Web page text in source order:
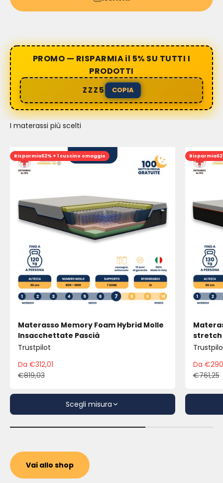
PROMO — RISPARMIA il 5% SU TUTTI I
PRODOTTI
ZZZ5 COPIA
I materassi più scelti
Risparmia62% + 1 cuscino omaggio
Materasso Memory Foam Hybrid Molle
Insacchettate Pascià
Trustpilot
Prezzo scontato
Da €312,01
Prezzo
€819,03
Scegli misura
Risparmia
stretch
Da
€761,25
Vai allo shop